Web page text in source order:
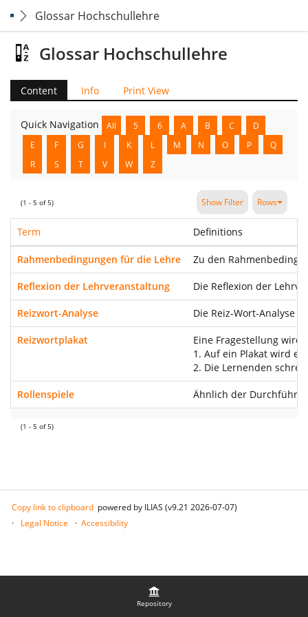
Glossar Hochschullehre
Repository
Glossar Hochschullehre
Content Info Print View
Quick Navigation All 5 6 A B C
D
E
F G I K L M N O P
Q
R
S T V W Z
(1 - 5 of 5) Show Filter Rows
Term Definitions
Rahmenbedingungen für die Lehre Zu den
Reflexion der Lehrveranstaltung Die Reflexion der
Reizwort-Analyse Die Reiz-Wort-Analyse
Reizwortplakat
Eine Fragestellung
1. Auf ein Plakat wird
2. Die Lernenden
Rollenspiele Ähnlich der
(1 - 5 of 5)
Copy link to clipboard powered by ILIAS (v9.21 2026-07-07)
Legal Notice
Accessibility